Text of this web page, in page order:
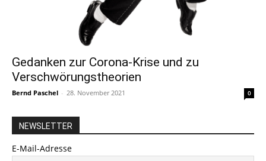
Gedanken zur Corona-Krise und zu
Verschwörungstheorien
Bernd Paschel - 28. November 2021 0
NEWSLETTER
E-Mail-Adresse